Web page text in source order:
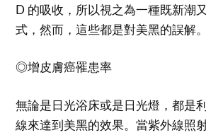
D 的吸收，所以視之為一種既新潮
式，然而，這些都是對美黑的誤解。
◎增皮膚癌罹患率
無論是日光浴床或是日光燈，都是
線來達到美黑的效果。當紫外線照